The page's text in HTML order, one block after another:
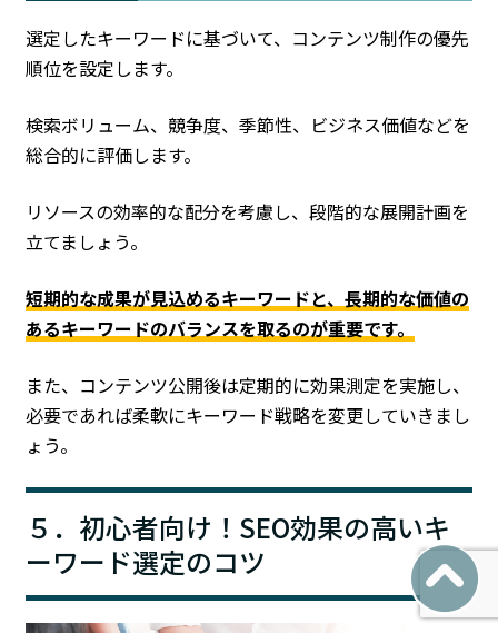
選定したキーワードに基づいて、コンテンツ制作の優先
順位を設定します。
検索ボリューム、競争度、季節性、ビジネス価値などを
総合的に評価します。
リソースの効率的な配分を考慮し、段階的な展開計画を
立てましょう。
短期的な成果が見込めるキーワードと、長期的な価値の
あるキーワードのバランスを取るのが重要です。
また、コンテンツ公開後は定期的に効果測定を実施し、
必要であれば柔軟にキーワード戦略を変更していきまし
ょう。
５．初心者向け！SEO効果の高いキ
ーワード選定のコツ